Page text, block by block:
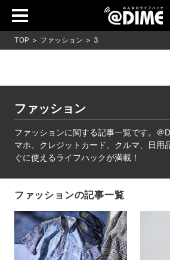
TOP ファッション 3
ファッション
ファッションに関する記事一覧です。＠
マホ、クレジットカード、クルマ、日用
ぐに使えるライフハックが満載！
ファッションの記事一覧